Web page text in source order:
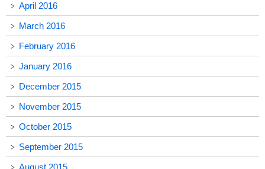
April 2016
March 2016
February 2016
January 2016
December 2015
November 2015
October 2015
September 2015